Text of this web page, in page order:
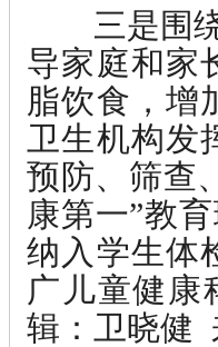
三是围
导家庭和家
脂饮食，增
卫生机构发
预防、筛查
康第一”教
纳入学生体
广儿童健
辑：卫晓健